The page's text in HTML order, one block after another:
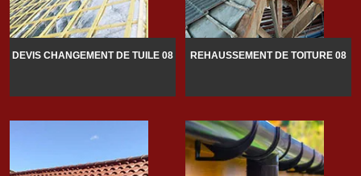
DEVIS CHANGEMENT DE TUILE 08 REHAUSSEMENT DE TOITURE 08